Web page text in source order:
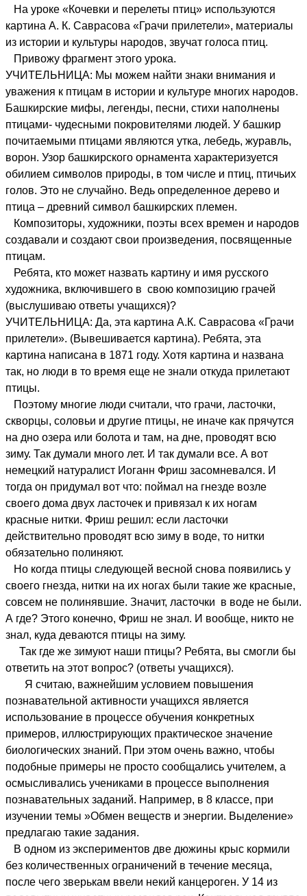
На уроке «Кочевки и перелеты птиц» используются
картина А. К. Саврасова «Грачи прилетели», материалы
из истории и культуры народов, звучат голоса птиц.
Привожу фрагмент этого урока.
УЧИТЕЛЬНИЦА: Мы можем найти знаки внимания и
уважения к птицам в истории и культуре многих народов.
Башкирские мифы, легенды, песни, стихи наполнены
птицами- чудесными покровителями людей. У башкир
почитаемыми птицами являются утка, лебедь, журавль,
ворон. Узор башкирского орнамента характеризуется
обилием символов природы, в том числе и птиц, птичьих
голов. Это не случайно. Ведь определенное дерево и
птица – древний символ башкирских племен.
Композиторы, художники, поэты всех времен и народов
создавали и создают свои произведения, посвященные
птицам.
Ребята, кто может назвать картину и имя русского
художника, включившего в свою композицию грачей
(выслушиваю ответы учащихся)?
УЧИТЕЛЬНИЦА: Да, эта картина А.К. Саврасова «Грачи
прилетели». (Вывешивается картина). Ребята, эта
картина написана в 1871 году. Хотя картина и названа
так, но люди в то время еще не знали откуда прилетают
птицы.
Поэтому многие люди считали, что грачи, ласточки,
скворцы, соловьи и другие птицы, не иначе как прячутся
на дно озера или болота и там, на дне, проводят всю
зиму. Так думали много лет. И так думали все. А вот
немецкий натуралист Иоганн Фриш засомневался. И
тогда он придумал вот что: поймал на гнезде возле
своего дома двух ласточек и привязал к их ногам
красные нитки. Фриш решил: если ласточки
действительно проводят всю зиму в воде, то нитки
обязательно полиняют.
Но когда птицы следующей весной снова появились у
своего гнезда, нитки на их ногах были такие же красные,
совсем не полинявшие. Значит, ласточки в воде не были.
А где? Этого конечно, Фриш не знал. И вообще, никто не
знал, куда деваются птицы на зиму.
Так где же зимуют наши птицы? Ребята, вы смогли бы
ответить на этот вопрос? (ответы учащихся).
Я считаю, важнейшим условием повышения
познавательной активности учащихся является
использование в процессе обучения конкретных
примеров, иллюстрирующих практическое значение
биологических знаний. При этом очень важно, чтобы
подобные примеры не просто сообщались учителем, а
осмысливались учениками в процессе выполнения
познавательных заданий. Например, в 8 классе, при
изучении темы »Обмен веществ и энергии. Выделение»
предлагаю такие задания.
В одном из экспериментов две дюжины крыс кормили
без количественных ограничений в течение месяца,
после чего зверькам ввели некий канцероген. У 14 из